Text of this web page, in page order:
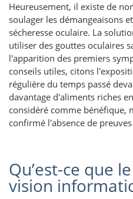
Heureusement, il existe de
soulager les démangeaisons
sécheresse oculaire. La
utiliser des gouttes oculaires
l'apparition des premiers
conseils utiles, citons
régulière du temps passé
davantage d'aliments riches
considéré comme bénéfique,
confirmé l'absence de
Qu’est-ce que
vision